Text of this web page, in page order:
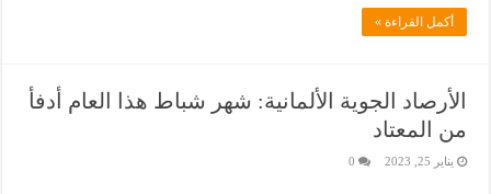
أكمل القراءة »
الأرصاد الجوية الألمانية: شهر شباط هذا العام أدفأ
من المعتاد
يناير 25, 2023 0